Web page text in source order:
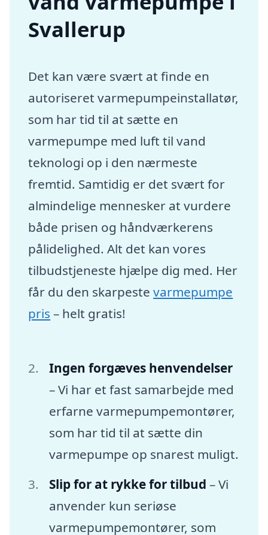
Svallerup
Det kan være svært at finde en
autoriseret varmepumpeinstallatør,
som har tid til at sætte en
varmepumpe med luft til vand
teknologi op i den nærmeste
fremtid. Samtidig er det svært for
almindelige mennesker at vurdere
både prisen og håndværkerens
pålidelighed. Alt det kan vores
tilbudstjeneste hjælpe dig med. Her
får du den skarpestevarmepumpe
pris – helt gratis!
Ingen forgæves henvendelser
– Vi har et fast samarbejde med
erfarne varmepumpemontører,
som har tid til at sætte din
varmepumpe op snarest muligt.
Slip for at rykke for tilbud – Vi
anvender kun seriøse
varmepumpemontører, som